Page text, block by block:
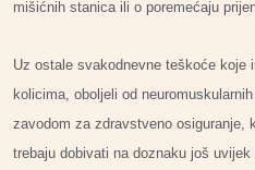
mišićnih stanica ili o poremećaju
Uz ostale svakodnevne teškoće koje
kolicima, oboljeli od
zavodom za zdravstveno osiguranje,
trebaju dobivati na doznaku još